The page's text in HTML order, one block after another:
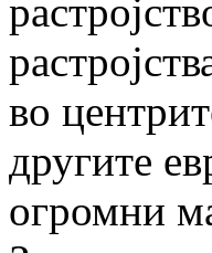
во
другите
огромни